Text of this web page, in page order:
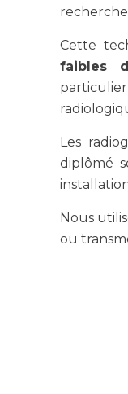
Cette
faibles
Les
diplômé
Nous
ou